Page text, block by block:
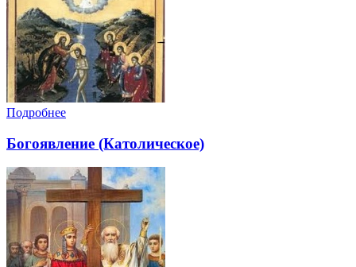
Подробнее
Богоявление (Католическое)